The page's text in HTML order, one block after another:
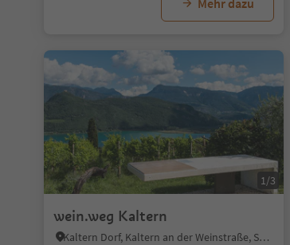
Mehr dazu
1/3
wein.weg Kaltern
Kaltern Dorf, Kaltern an der Weinstraße, Südtiroler Weinstraße